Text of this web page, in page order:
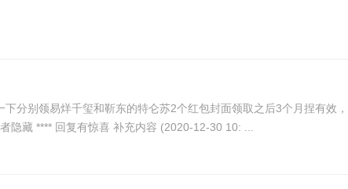
分别领易烊千玺和靳东的特仑苏2个红包封面领取之后3个月捏有效
址：wx打开：1、https://sourl.cn/pXU8SS2、**** 本内容被作者隐藏 ****3、**** 本内容被作者隐藏 **** 回复有惊喜 补充内容 (2020-12-30 10: ...